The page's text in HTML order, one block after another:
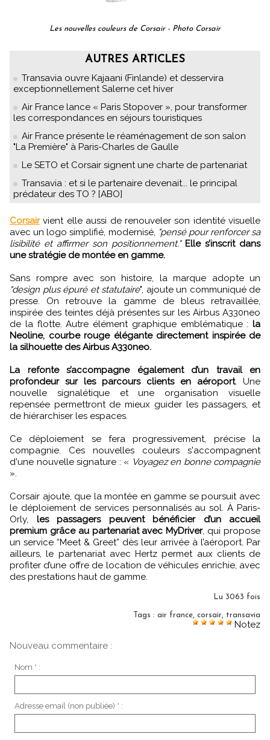
Les nouvelles couleurs de Corsair - Photo Corsair
AUTRES ARTICLES
Transavia ouvre Kajaani (Finlande) et desservira
exceptionnellement Salerne cet hiver
Air France lance « Paris Stopover », pour transformer
les correspondances en séjours touristiques
Air France présente le réaménagement de son salon
"La Première" à Paris-Charles de Gaulle
Le SETO et Corsair signent une charte de partenariat
Transavia : et si le partenaire devenait... le principal
prédateur des TO ? [ABO]
Corsairvient elle aussi de renouveler son identité visuelle
avec un logo simplifié, modernisé, "pensé pour renforcer sa
lisibilité et affirmer son positionnement." Elle s’inscrit dans
une stratégie de montée en gamme.
Sans rompre avec son histoire, la marque adopte un
"design plus épuré et statutaire", ajoute un communiqué de
presse. On retrouve la gamme de bleus retravaillée,
inspirée des teintes déjà présentes sur les Airbus A330neo
de la flotte. Autre élément graphique emblématique : la
Neoline, courbe rouge élégante directement inspirée de
la silhouette des Airbus A330neo.
La refonte s’accompagne également d’un travail en
profondeur sur les parcours clients en aéroport. Une
nouvelle signalétique et une organisation visuelle
repensée permettront de mieux guider les passagers, et
de hiérarchiser les espaces.
Ce déploiement se fera progressivement, précise la
compagnie. Ces nouvelles couleurs s'accompagnent
d'une nouvelle signature : « Voyagez en bonne compagnie
».
Corsair ajoute, que la montée en gamme se poursuit avec
le déploiement de services personnalisés au sol. À Paris-
Orly, les passagers peuvent bénéficier d’un accueil
premium grâce au partenariat avec MyDriver, qui propose
un service “Meet & Greet” dès leur arrivée à l’aéroport. Par
ailleurs, le partenariat avec Hertz permet aux clients de
profiter d’une offre de location de véhicules enrichie, avec
des prestations haut de gamme.
Lu 3063 fois
Tags : air france, corsair, transavia
Notez
Nouveau commentaire :
Nom * :
Adresse email (non publiée) * :